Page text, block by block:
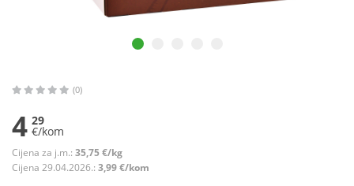
(0)
4 29
€/kom
Cijena za j.m.: 35,75 €/kg
Cijena 29.04.2026.: 3,99 €/kom